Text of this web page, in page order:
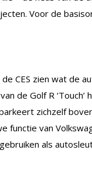
Voor de
CES zien wat de
de Golf R
zichzelf
functie van
als